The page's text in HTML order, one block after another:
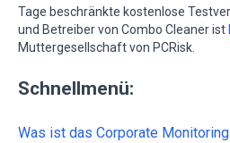
Tage beschränkte kostenlose
und Betreiber von Combo Cleaner ist
Muttergesellschaft von PCRisk.
Schnellmenü:
Was ist das Corporate